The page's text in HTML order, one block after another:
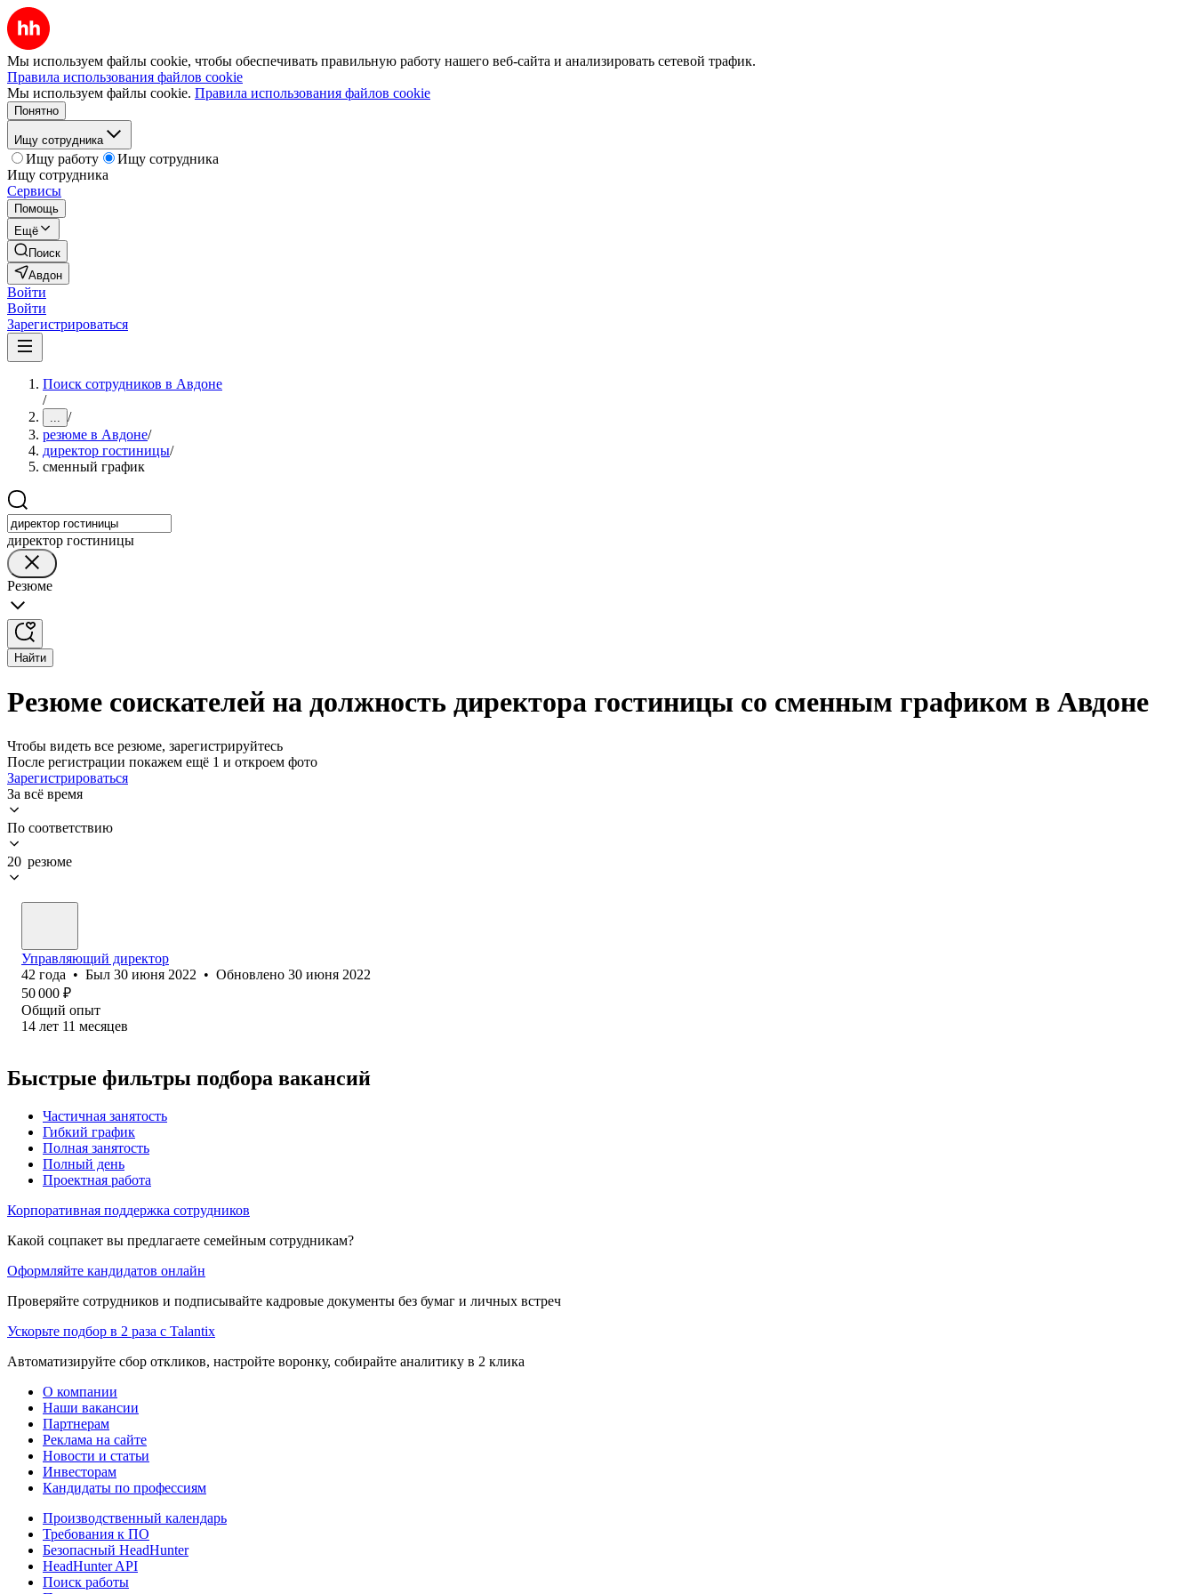
Мы используем файлы cookie, чтобы обеспечивать правильную работу нашего веб-сайта и анализировать сетевой трафик.
Правила использования файлов cookie
Мы используем файлы cookie. Правила использования файлов cookie
Понятно
Ищу сотрудника
Ищу работу
Ищу сотрудника
Ищу сотрудника
Сервисы
Помощь
Ещё
Поиск
Авдон
Войти
Войти
Зарегистрироваться
Поиск сотрудников в Авдоне
/
... /
резюме в Авдоне/
директор гостиницы/
сменный график
директор гостиницы
Резюме
Найти
Резюме соискателей на должность директора гостиницы со сменным графиком в Авдоне
Чтобы видеть все резюме, зарегистрируйтесь
После регистрации покажем ещё 1 и откроем фото
Зарегистрироваться
За всё время
По соответствию
20 резюме
Управляющий директор
42 года • Был 30 июня 2022 • Обновлено 30 июня 2022
50 000 ₽
Общий опыт
14 лет 11 месяцев
Быстрые фильтры подбора вакансий
Частичная занятость
Гибкий график
Полная занятость
Полный день
Проектная работа
Корпоративная поддержка сотрудников
Какой соцпакет вы предлагаете семейным сотрудникам?
Оформляйте кандидатов онлайн
Проверяйте сотрудников и подписывайте кадровые документы без бумаг и личных встреч
Ускорьте подбор в 2 раза с Talantix
Автоматизируйте сбор откликов, настройте воронку, собирайте аналитику в 2 клика
О компании
Наши вакансии
Партнерам
Реклама на сайте
Новости и статьи
Инвесторам
Кандидаты по профессиям
Производственный календарь
Требования к ПО
Безопасный HeadHunter
HeadHunter API
Поиск работы